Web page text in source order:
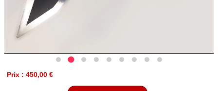
Prix : 450,00 €